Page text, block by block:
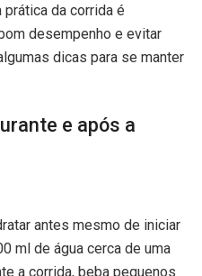
da corrida é
desempenho e evitar
dicas para se manter
e após a
antes mesmo de iniciar
ml de água cerca de uma
a corrida, beba pequenos